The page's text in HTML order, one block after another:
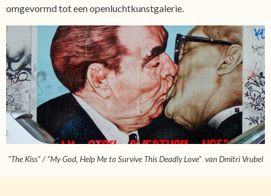
omgevormd tot een openluchtkunstgalerie.
"The Kiss” / “My God, Help Me to Survive This Deadly Love” van Dmitri Vrubel